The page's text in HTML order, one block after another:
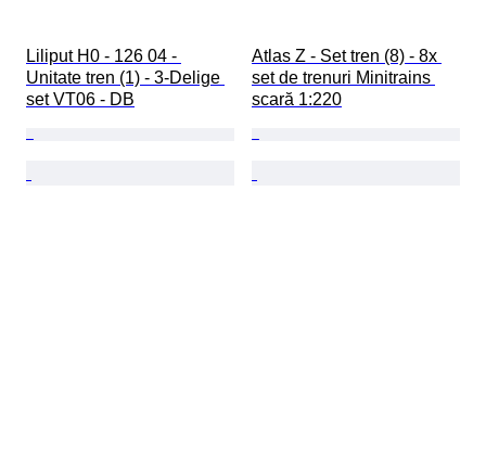
Liliput H0 - 126 04 -
Unitate tren (1) - 3-Delige
set VT06 - DB
Atlas Z - Set tren (8) - 8x
set de trenuri Minitrains
scară 1:220